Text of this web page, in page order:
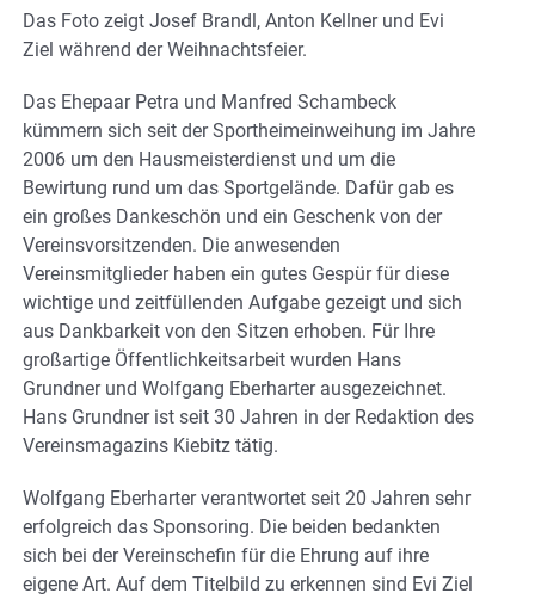
Das Foto zeigt Josef Brandl, Anton Kellner und Evi
Ziel während der Weihnachtsfeier.
Das Ehepaar Petra und Manfred Schambeck
kümmern sich seit der Sportheimeinweihung im Jahre
2006 um den Hausmeisterdienst und um die
Bewirtung rund um das Sportgelände. Dafür gab es
ein großes Dankeschön und ein Geschenk von der
Vereinsvorsitzenden. Die anwesenden
Vereinsmitglieder haben ein gutes Gespür für diese
wichtige und zeitfüllenden Aufgabe gezeigt und sich
aus Dankbarkeit von den Sitzen erhoben. Für Ihre
großartige Öffentlichkeitsarbeit wurden Hans
Grundner und Wolfgang Eberharter ausgezeichnet.
Hans Grundner ist seit 30 Jahren in der Redaktion des
Vereinsmagazins Kiebitz tätig.
Wolfgang Eberharter verantwortet seit 20 Jahren sehr
erfolgreich das Sponsoring. Die beiden bedankten
sich bei der Vereinschefin für die Ehrung auf ihre
eigene Art. Auf dem Titelbild zu erkennen sind Evi Ziel